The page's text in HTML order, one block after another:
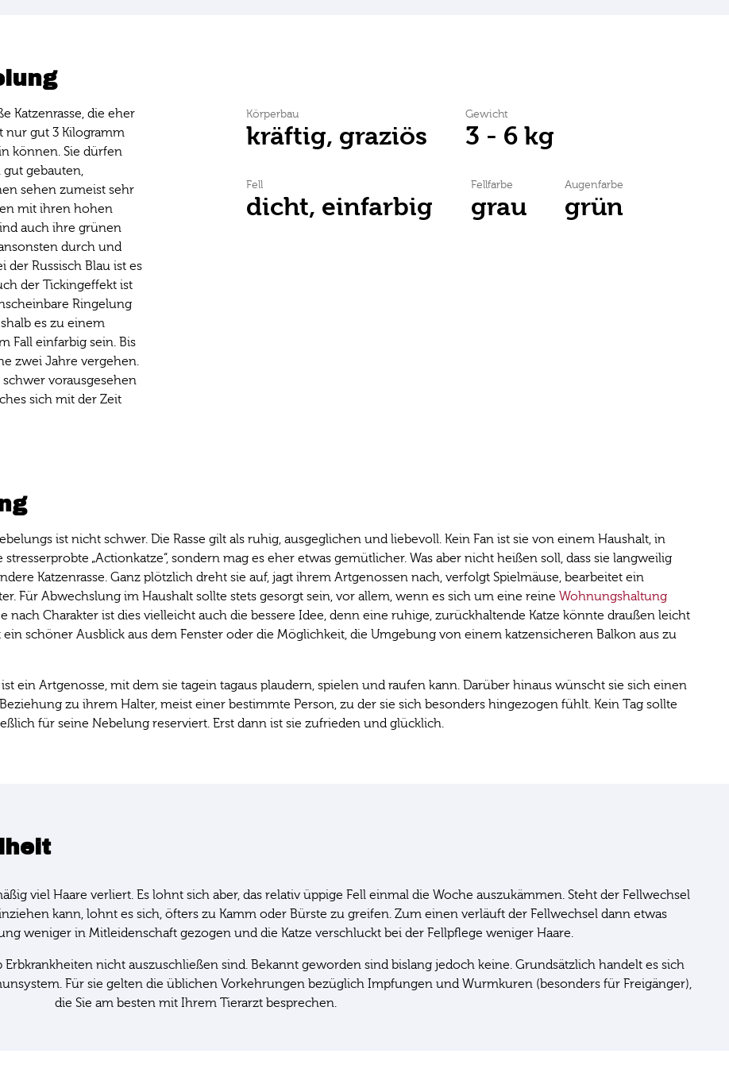
Katzenrasse, die eher
nur gut 3 Kilogramm
können. Sie dürfen
gebauten,
sehen zumeist sehr
mit ihren hohen
auch ihre grünen
durch und
der Russisch Blau ist es
der Tickingeffekt ist
Ringelung
es zu einem
Fall einfarbig sein. Bis
zwei Jahre vergehen.
vorausgesehen
sich mit der Zeit
Körperbau
kräftig, graziös
Gewicht
3 - 6 kg
Fell
dicht, einfarbig
Fellfarbe
grau
Augenfarbe
grün
ist nicht schwer. Die Rasse gilt als ruhig, ausgeglichen und liebevoll. Kein Fan ist sie von einem Haushalt, in
„Actionkatze“, sondern mag es eher etwas gemütlicher. Was aber nicht heißen soll, dass sie langweilig
Katzenrasse. Ganz plötzlich dreht sie auf, jagt ihrem Artgenossen nach, verfolgt Spielmäuse, bearbeitet ein
Für Abwechslung im Haushalt sollte stets gesorgt sein, vor allem, wenn es sich um eine reine Wohnungshaltung
nach Charakter ist dies vielleicht auch die bessere Idee, denn eine ruhige, zurückhaltende Katze könnte draußen leicht
schöner Ausblick aus dem Fenster oder die Möglichkeit, die Umgebung von einem katzensicheren Balkon aus zu
ein Artgenosse, mit dem sie tagein tagaus plaudern, spielen und raufen kann. Darüber hinaus wünscht sie sich einen
zu ihrem Halter, meist einer bestimmte Person, zu der sie sich besonders hingezogen fühlt. Kein Tag sollte
für seine Nebelung reserviert. Erst dann ist sie zufrieden und glücklich.
viel Haare verliert. Es lohnt sich aber, das relativ üppige Fell einmal die Woche auszukämmen. Steht der Fellwechsel
kann, lohnt es sich, öfters zu Kamm oder Bürste zu greifen. Zum einen verläuft der Fellwechsel dann etwas
weniger in Mitleidenschaft gezogen und die Katze verschluckt bei der Fellpflege weniger Haare.
nicht auszuschließen sind. Bekannt geworden sind bislang jedoch keine. Grundsätzlich handelt es sich
Für sie gelten die üblichen Vorkehrungen bezüglich Impfungen und Wurmkuren (besonders für Freigänger),
die Sie am besten mit Ihrem Tierarzt besprechen.